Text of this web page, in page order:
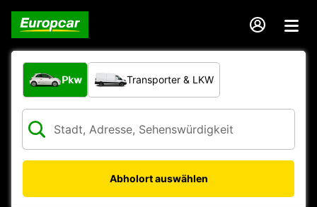
Welche Art von Fahrzeug?
Pkw Transporter & LKW
Abholort auswählen